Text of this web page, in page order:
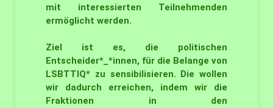
mit interessierten Teilnehmenden
ermöglicht werden.
Ziel ist es, die politischen
Entscheider*_*innen, für die Belange von
LSBTTIQ* zu sensibilisieren. Die wollen
wir dadurch erreichen, indem wir die
Fraktionen in den